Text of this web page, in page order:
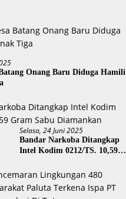
Onang Baru Diduga Hamili
Selasa, 24 Juni 2025
Bandar Narkoba Ditangkap
Intel Kodim 0212/TS. 10,59